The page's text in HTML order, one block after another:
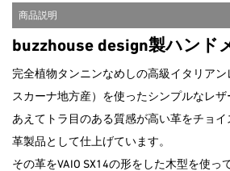
商品説明
buzzhouse design製ハンド
完全植物タンニンなめしの高級イタリア
スカーナ地方産）を使ったシンプルなレザ
あえてトラ目のある質感が高い革をチョ
革製品として仕上げています。
その革をVAIO SX14の形をした木型を使っ